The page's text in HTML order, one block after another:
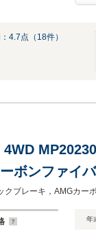
4.7点（ 18件）
4WD
ボンファイ
ートPKG
ラミックS/年